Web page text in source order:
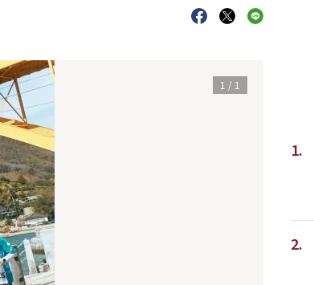
1 / 1
1.
2.